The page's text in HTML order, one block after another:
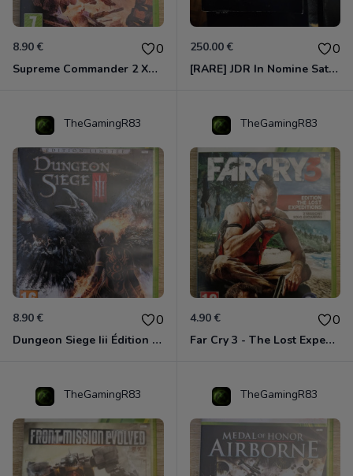
8.90 € 0
Supreme Commander 2 Xbox 360
250.00 € 0
[RARE] JDR In Nomine Satanis / Magna Veritas – 1ère Édition BOÎTE (DOS BLANC, 1989) - CROC / Siroz
TheGamingR83
8.90 € 0
Dungeon Siege Iii Édition Limitée - Vf Intégrale Xbox 360
TheGamingR83
4.90 € 0
Far Cry 3 - The Lost Expeditions - Edition Spéciale Xbox 360
TheGamingR83 TheGamingR83